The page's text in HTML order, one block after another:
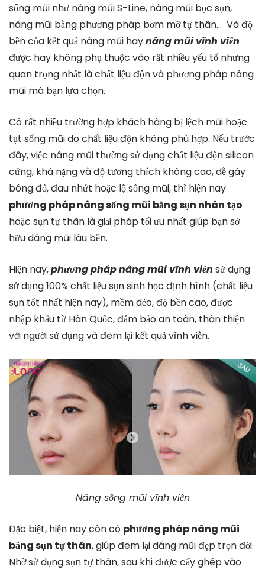
sống mũi như nâng mũi S-Line, nâng mũi bọc sụn,
nâng mũi bằng phương pháp bơm mỡ tự thân… Và độ
bền của kết quả nâng mũi haynâng mũi vĩnh viễn
được hay không phụ thuộc vào rất nhiều yếu tố nhưng
quan trọng nhất là chất liệu độn và phương pháp nâng
mũi mà bạn lựa chọn.
Có rất nhiều trường hợp khách hàng bị lệch mũi hoặc
tụt sống mũi do chất liệu độn không phù hợp. Nếu trước
đây, việc nâng mũi thường sử dụng chất liệu độn silicon
cứng, khá nặng và độ tương thích không cao, dễ gây
bóng đỏ, đau nhứt hoặc lộ sống mũi, thì hiện nay
phương pháp nâng sống mũi bằng sụn nhân tạo
hoặc sụn tự thân là giải pháp tối ưu nhất giúp bạn sở
hữu dáng mũi lâu bền.
Hiện nay,phương pháp nâng mũi vĩnh viễn sử dụng
sử dụng 100% chất liệu sụn sinh học định hình (chất liệu
sụn tốt nhất hiện nay), mềm dẻo, độ bền cao, được
nhập khẩu từ Hàn Quốc, đảm bảo an toàn, thân thiện
với người sử dụng và đem lại kết quả vĩnh viễn.
Nâng sống mũi vĩnh viễn
Đặc biệt, hiện nay còn có phương pháp nâng mũi
bằng sụn tự thân, giúp đem lại dáng mũi đẹp trọn đời.
Nhờ sử dụng sụn tự thân, sau khi được cấy ghép vào